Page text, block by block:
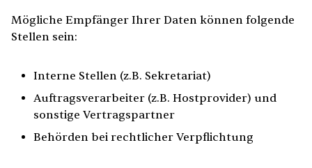
Mögliche Empfänger Ihrer Daten können folgende
Stellen sein:
Interne Stellen (z.B. Sekretariat)
Auftragsverarbeiter (z.B. Hostprovider) und
sonstige Vertragspartner
Behörden bei rechtlicher Verpflichtung